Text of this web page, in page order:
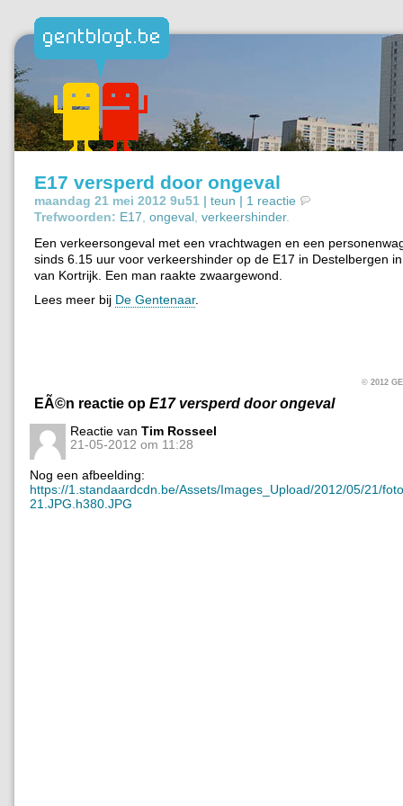
E17 versperd door ongeval
maandag 21 mei 2012 9u51 | teun | 1 reactie
Trefwoorden: E17 ongeval verkeershinder.
Een verkeersongeval met een vrachtwagen en een
sinds 6.15 uur voor verkeershinder op de E17 in Destelbergen
van Kortrijk. Een man raakte zwaargewond.
Lees meer bij De Gentenaar.
© 2012
EÃ©n reactie op E17 versperd door ongeval
Reactie van Tim Rosseel
21-05-2012 om 11:28
Nog een afbeelding:
https://1.standaardcdn.be/Assets/Images_Upload/2012/05/21/
21.JPG.h380.JPG